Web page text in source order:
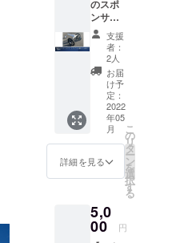
しま
す。 ※
消費税
込み
ファミ
リーで
お楽し
みいた
だけま
す。 一
家族一
口でど
うぞ。
募集終
了後、
日程を
ご連絡
2022年
5月下旬
～7月上
を使っ
て大切
に育て
たお米
を一緒
に収穫
しませ
んか？
ファミ
リーで
お楽し
みいた
だけま
うぞ。
募集終
了後、
のスポ
ンサー
になろ
う♪（ミ
ズニ
ゴール
を農家
さんに
お届
け！）
5,000円
農家さ
んへミ
ズニ
をお届
けする
企画で
支援
者：
2人
お届
け予
定：
2022
年05
月
詳細を見る
こ
の
リ
タ
ー
ン
を
選
択
す
る
5,0
00 円